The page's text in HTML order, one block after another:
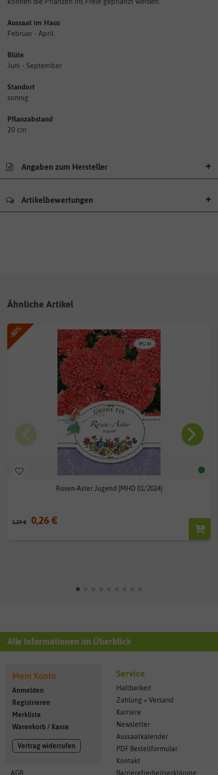
Aussaat im Haus
Februar - April
Blüte
Juni - September
Standort
sonnig
Pflanzabstand
20 cm
Angaben zum Hersteller
Artikelbewertungen
Ähnliche Artikel
-80%
Rosen-Aster Jugend [MHD 01/2024]
1,29 € 0,26 €
Alle Informationen im Überblick
Mein Konto
Anmelden
Registrieren
Merkliste
Warenkorb / Kasse
Vertrag widerrufen
AGB
Service
Haltbarkeit
Zahlung + Versand
Karriere
Newsletter
Aussaatkalender
PDF Bestellformular
Kontakt
Barrierefreiheitserklärung